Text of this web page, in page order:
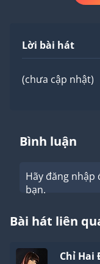
Lời bài hát
(chưa cập nhật)
Bình luận
Hãy đăng nhập
bạn.
Bài hát liên
Chỉ Hai